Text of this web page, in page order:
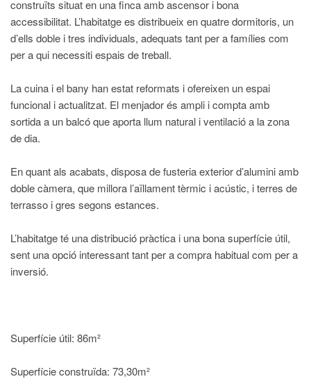
construïts situat en una finca amb ascensor i bona
accessibilitat. L’habitatge es distribueix en quatre dormitoris, un
d’ells doble i tres individuals, adequats tant per a famílies com
per a qui necessiti espais de treball.
La cuina i el bany han estat reformats i ofereixen un espai
funcional i actualitzat. El menjador és ampli i compta amb
sortida a un balcó que aporta llum natural i ventilació a la zona
de dia.
En quant als acabats, disposa de fusteria exterior d’alumini amb
doble càmera, que millora l’aïllament tèrmic i acústic, i terres de
terrasso i gres segons estances.
L’habitatge té una distribució pràctica i una bona superfície útil,
sent una opció interessant tant per a compra habitual com per a
inversió.
Superfície útil: 86m²
Superfície construïda: 73,30m²